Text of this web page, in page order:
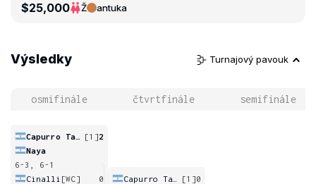
$25,000 Ž antuka
Výsledky Turnajový pavouk
osmifinále čtvrtfinále semifinále
[1]2
Naya
6-3, 6-1
Cinalli [WC]
0
[1]0